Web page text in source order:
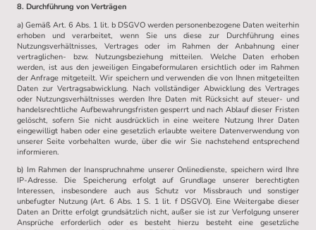
8. Durchführung von Verträgen
a) Gemäß Art. 6 Abs. 1 lit. b DSGVO werden personenbezogene Daten weiterhin
erhoben und verarbeitet, wenn Sie uns diese zur Durchführung eines
Nutzungsverhältnisses, Vertrages oder im Rahmen der Anbahnung einer
vertraglichen- bzw. Nutzungsbeziehung mitteilen. Welche Daten erhoben
werden, ist aus den jeweiligen Eingabeformularen ersichtlich oder im Rahmen
der Anfrage mitgeteilt. Wir speichern und verwenden die von Ihnen mitgeteilten
Daten zur Vertragsabwicklung. Nach vollständiger Abwicklung des Vertrages
oder Nutzungsverhältnisses werden Ihre Daten mit Rücksicht auf steuer- und
handelsrechtliche Aufbewahrungsfristen gesperrt und nach Ablauf dieser Fristen
gelöscht, sofern Sie nicht ausdrücklich in eine weitere Nutzung Ihrer Daten
eingewilligt haben oder eine gesetzlich erlaubte weitere Datenverwendung von
unserer Seite vorbehalten wurde, über die wir Sie nachstehend entsprechend
informieren.
b) Im Rahmen der Inanspruchnahme unserer Onlinedienste, speichern wird Ihre
IP-Adresse. Die Speicherung erfolgt auf Grundlage unserer berechtigten
Interessen, insbesondere auch aus Schutz vor Missbrauch und sonstiger
unbefugter Nutzung (Art. 6 Abs. 1 S. 1 lit. f DSGVO). Eine Weitergabe dieser
Daten an Dritte erfolgt grundsätzlich nicht, außer sie ist zur Verfolgung unserer
Ansprüche erforderlich oder es besteht hierzu besteht eine gesetzliche